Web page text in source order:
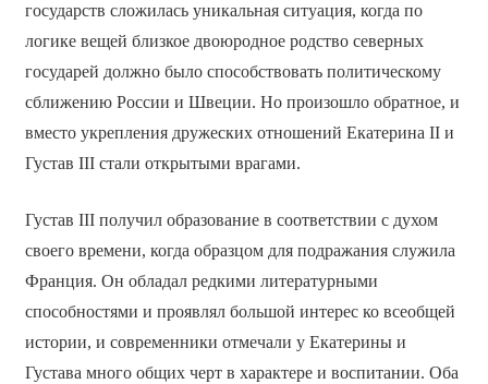
государств сложилась уникальная ситуация, когда по
логике вещей близкое двоюродное родство северных
государей должно было способствовать политическому
сближению России и Швеции. Но произошло обратное, и
вместо укрепления дружеских отношений Екатерина II и
Густав III стали открытыми врагами.
Густав III получил образование в соответствии с духом
своего времени, когда образцом для подражания служила
Франция. Он обладал редкими литературными
способностями и проявлял большой интерес ко всеобщей
истории, и современники отмечали у Екатерины и
Густава много общих черт в характере и воспитании. Оба